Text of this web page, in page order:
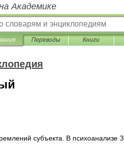
Академике
Переводы Книги
субъекта В психоанализе З